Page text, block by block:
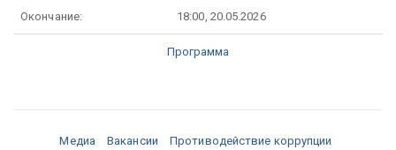
Окончание: 18:00, 20.05.2026
Программа
Медиа Вакансии
Противодействие коррупции